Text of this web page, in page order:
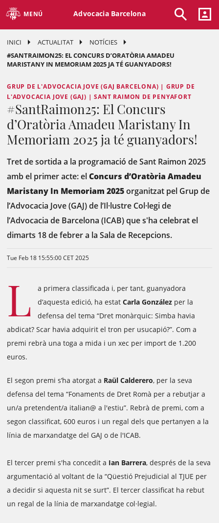
MENÚ Advocacia Barcelona
INICI ACTUALITAT
NOTÍCIES
#SANTRAIMON25: EL CONCURS D’ORATÒRIA AMADEU
MARISTANY IN MEMORIAM 2025 JA TÉ GUANYADORS!
GRUP DE L'ADVOCACIA JOVE (GAJ BARCELONA) | GRUP DE
L'ADVOCACIA JOVE (GAJ) | SANT RAIMON DE PENYAFORT
#SantRaimon25: El Concurs
d’Oratòria Amadeu Maristany In
Memoriam 2025 ja té guanyadors!
Tret de sortida a la programació de Sant Raimon 2025
amb el primer acte: elConcurs d’Oratòria Amadeu
Maristany In Memoriam 2025organitzat pel Grup de
l’Advocacia Jove (GAJ) de l’Il·lustre Col·legi de
l’Advocacia de Barcelona (ICAB) que s'ha celebrat el
dimarts 18 de febrer a la Sala de Recepcions.
Tue Feb 18 15:55:00 CET 2025
L
a primera classificada i, per tant, guanyadora
d’aquesta edició, ha estat Carla González per la
defensa del tema “Dret monàrquic: Simba havia
abdicat? Scar havia adquirit el tron per usucapió?”. Com a
premi rebrà una toga a mida i un xec per import de 1.200
euros.
El segon premi s’ha atorgat a Raül Calderero, per la seva
defensa del tema “Fonaments de Dret Romà per a rebutjar a
un/a pretendent/a italian@ a l'estiu”. Rebrà de premi, com a
segon classificat, 600 euros i un regal dels que pertanyen a la
línia de marxandatge del GAJ o de l'ICAB.
El tercer premi s'ha concedit a Ian Barrera, després de la seva
argumentació al voltant de la “Qüestió Prejudicial al TJUE per
a decidir si aquesta nit se surt”. El tercer classificat ha rebut
un regal de la línia de marxandatge col·legial.